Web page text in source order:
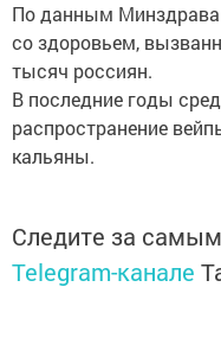
По данным Минздрава
со здоровьем,
тысяч россиян.
В последние годы
распространение
кальяны.
Следите за
Telegram-канале